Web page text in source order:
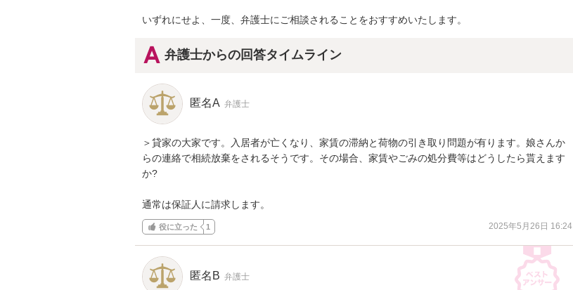
いずれにせよ、一度、弁護士にご相談されることをおすすめいたします。
弁護士からの回答タイムライン
匿名A 弁護士
＞貸家の大家です。入居者が亡くなり、家賃の滞納と荷物の引き取り問題が有ります。娘さんか
らの連絡で相続放棄をされるそうです。その場合、家賃やごみの処分費等はどうしたら貰えます
か?
通常は保証人に請求します。
役に立った 1 2025年5月26日 16:24
匿名B 弁護士